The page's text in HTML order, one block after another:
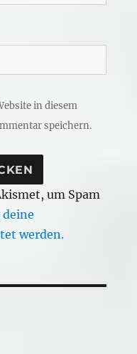
in diesem
speichern.
um Spam
werden.